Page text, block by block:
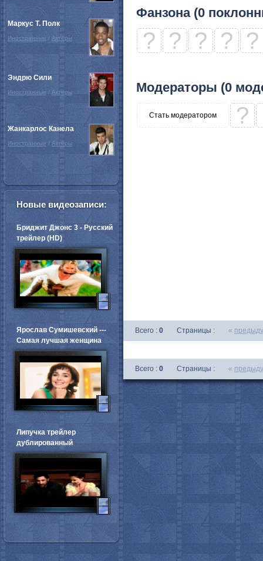
Фанзона (0
? ? ? ? ?
Модераторы (0
Стать модератором ?
Всего : 0 Страницы : «
Всего : 0 Страницы : «
Маркус Т. Полк
Иностранные / Актёры
Эндрю Сили
Иностранные / Актёры
Жанкарлос Канела
Иностранные / Актёры
Новые видеозаписи:
Бриджит Джонс 3 - Русский
трейлер (HD)
Ярослав Сумишевский ---
Самая лучшая женщина
Липучка трейлер
дублированный